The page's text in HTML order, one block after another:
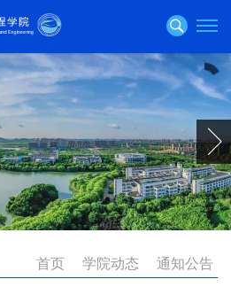
首页 学院动态 通知公告